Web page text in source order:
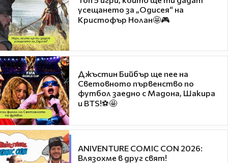
усещането за „Одисея“ на
Кристофър Нолан🤩🎮
Джъстин Бийбър ще пее на
Световното първенство по
футбол заедно с Мадона, Шакира
и BTS!⚽🤩
ANIVENTURE COMIC CON 2026:
Влязохме в друг свят!